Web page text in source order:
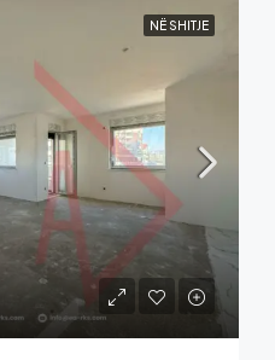
NË SHITJE